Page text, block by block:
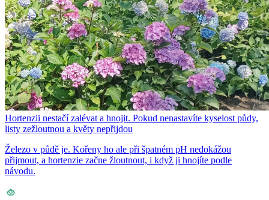
Hortenzii nestačí zalévat a hnojit. Pokud nenastavíte kyselost půdy,
listy zežloutnou a květy nepřijdou
Železo v půdě je. Kořeny ho ale při špatném pH nedokážou
přijmout, a hortenzie začne žloutnout, i když ji hnojíte podle
návodu.